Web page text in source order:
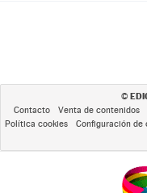
©
Contacto Venta de contenidos
Política cookies
Configuración de